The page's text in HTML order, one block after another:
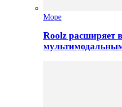
Море
Roolz расширяет